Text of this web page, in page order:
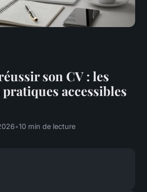
son CV : les
accessibles
•10 min de lecture